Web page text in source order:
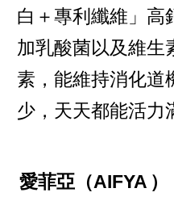
白＋專利纖維」高
加乳酸菌以及維生
素，能維持消化道
少，天天都能活力
愛菲亞（AIFYA ）